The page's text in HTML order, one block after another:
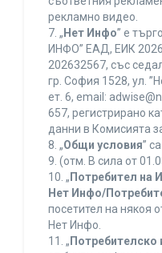
рекламно видео.
7. „ Нет Инфо” е
ИНФО” ЕАД, ЕИК
202632567, със
гр. София 1528, ул.
ет. 6, еmail:
657, регистрирано
данни в Комисията
8. „Общи условия”
9. (отм. В сила от
10. „ Потребител на
Нет Инфо/
посетител на някоя
Нет Инфо.
11. „ Потребителско